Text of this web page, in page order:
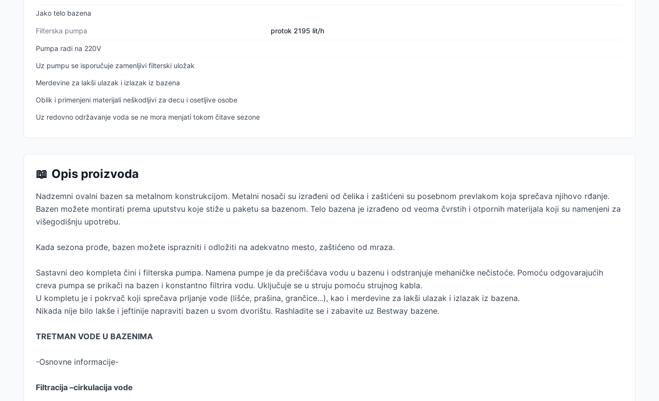
Jako telo bazena
Filterska pumpa protok 2195 lit/h
Pumpa radi na 220V
Uz pumpu se isporučuje zamenljivi filterski uložak
Merdevine za lakši ulazak i izlazak iz bazena
Oblik i primenjeni materijali neškodljivi za decu i osetljive osobe
Uz redovno održavanje voda se ne mora menjati tokom čitave sezone
📖 Opis proizvoda
Nadzemni ovalni bazen sa metalnom konstrukcijom. Metalni nosači su izrađeni od čelika i zaštićeni su posebnom prevlakom koja sprečava njihovo rđanje.
Bazen možete montirati prema uputstvu koje stiže u paketu sa bazenom. Telo bazena je izrađeno od veoma čvrstih i otpornih materijala koji su namenjeni za
višegodišnju upotrebu.
Kada sezona prođe, bazen možete isprazniti i odložiti na adekvatno mesto, zaštićeno od mraza.
Sastavni deo kompleta čini i filterska pumpa. Namena pumpe je da prečišćava vodu u bazenu i odstranjuje mehaničke nečistoće. Pomoću odgovarajućih
creva pumpa se prikači na bazen i konstantno filtrira vodu. Uključuje se u struju pomoću strujnog kabla.
U kompletu je i pokrvač koji sprečava prljanje vode (lišće, prašina, grančice...), kao i merdevine za lakši ulazak i izlazak iz bazena.
Nikada nije bilo lakše i jeftinije napraviti bazen u svom dvorištu. Rashladite se i zabavite uz Bestway bazene.
TRETMAN VODE U BAZENIMA
-Osnovne informacije-
Filtracija –cirkulacija vode